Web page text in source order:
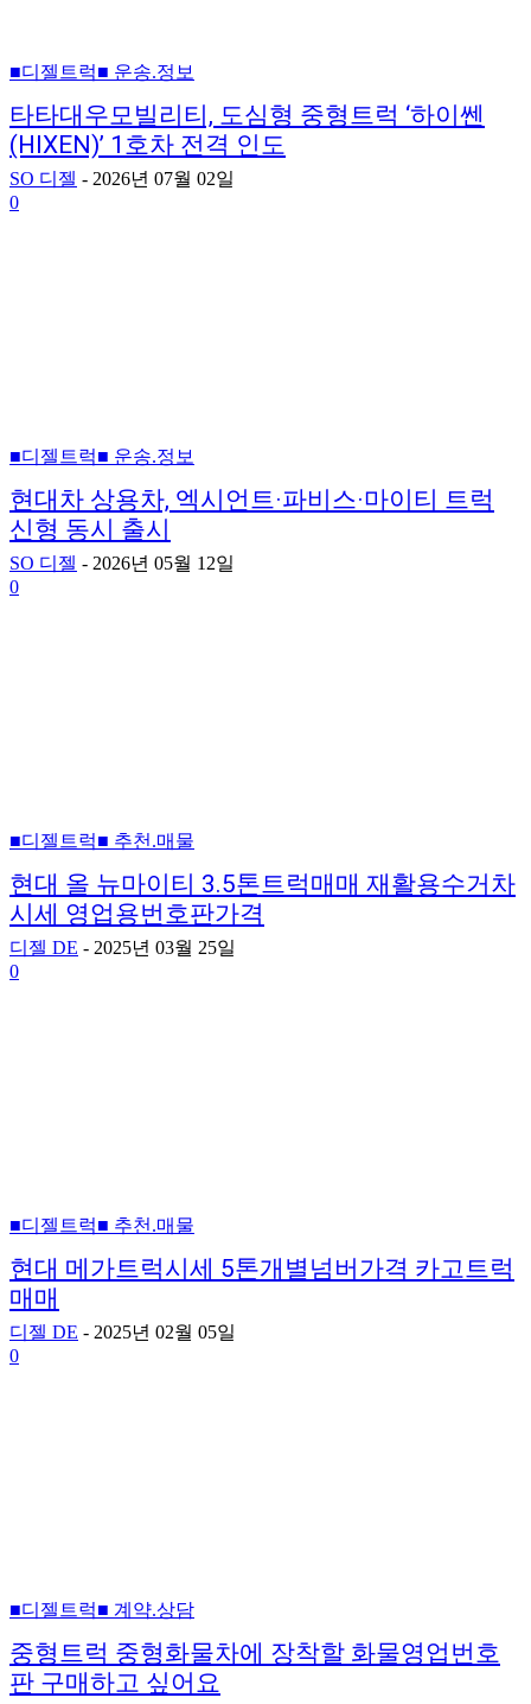
■디젤트럭■ 운송.정보
타타대우모빌리티, 도심형 중형트럭 ‘하이쎈
(HIXEN)’ 1호차 전격 인도
SO 디젤 - 2026년 07월 02일
0
■디젤트럭■ 운송.정보
현대차 상용차, 엑시언트·파비스·마이티 트럭
신형 동시 출시
SO 디젤 - 2026년 05월 12일
0
■디젤트럭■ 추천.매물
현대 올 뉴마이티 3.5톤트럭매매 재활용수거차
시세 영업용번호판가격
디젤 DE - 2025년 03월 25일
0
■디젤트럭■ 추천.매물
현대 메가트럭시세 5톤개별넘버가격 카고트럭
매매
디젤 DE - 2025년 02월 05일
0
■디젤트럭■ 계약.상담
중형트럭 중형화물차에 장착할 화물영업번호
판 구매하고 싶어요